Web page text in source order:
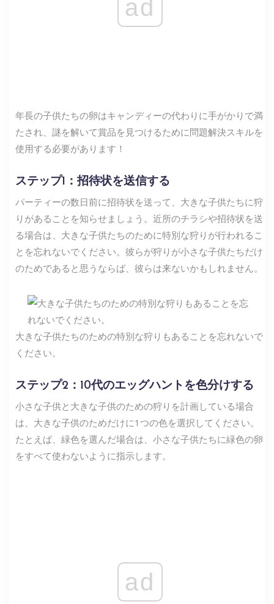
ad
年長の子供たちの卵はキャンディーの代わりに手がかりで満
たされ、謎を解いて賞品を見つけるために問題解決スキルを
使用する必要があります！
ステップ1：招待状を送信する
パーティーの数日前に招待状を送って、大きな子供たちに狩
りがあることを知らせましょう。近所のチラシや招待状を送
る場合は、大きな子供たちのために特別な狩りが行われるこ
とを忘れないでください。彼らが狩りが小さな子供たちだけ
のためであると思うならば、彼らは来ないかもしれません。
大きな子供たちのための特別な狩りもあることを忘れないで
ください。
ステップ2：10代のエッグハントを色分けする
小さな子供と大きな子供のための狩りを計画している場合
は、大きな子供のためだけに1つの色を選択してください。
たとえば、緑色を選んだ場合は、小さな子供たちに緑色の卵
をすべて使わないように指示します。
ad